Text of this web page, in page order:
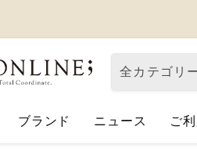
全カテゴリ
ブランド ご
ニュース